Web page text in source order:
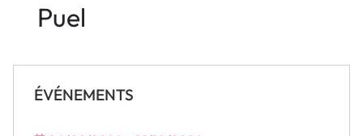
Puel
ÉVÉNEMENTS